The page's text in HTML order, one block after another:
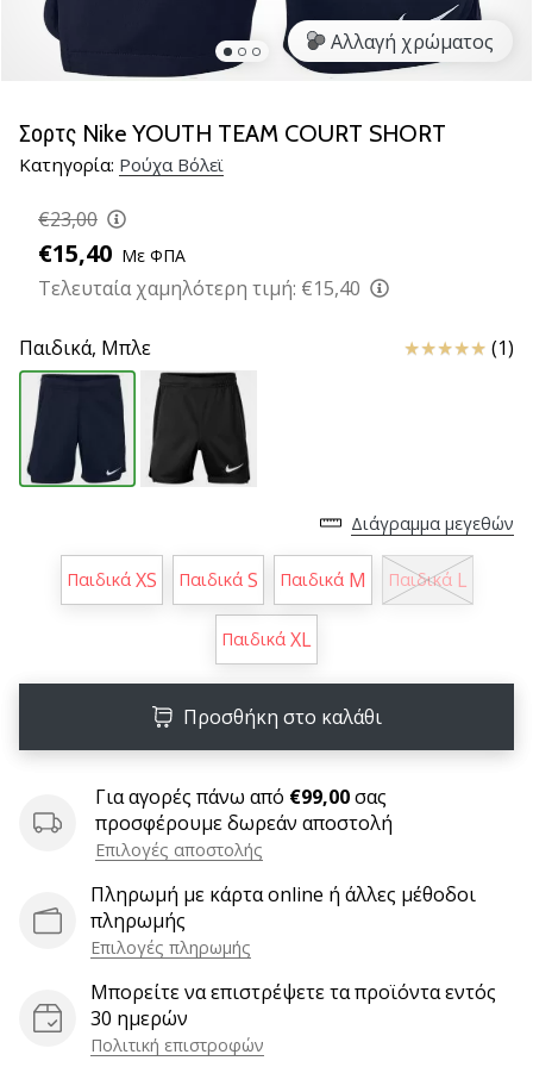
βόλεϊ
Είστε
βόλεϊ
όπως
Ελάτε
μαζί
ως
της
μάρκας
μας.
11. 8. 2022
Weplayvolleyball
Πρόγραμμα
σας
ιστολόγιο,
σελίδα
φόρουμ
συζητήσεων;
Αφήστε
τα
να
Αλλαγή χρώματος
Σορτς Nike YOUTH TEAM COURT SHORT
Κατηγορία: Ρούχα Βόλεϊ
€23,00
€15,40 Με ΦΠΑ
Τελευταία χαμηλότερη τιμή: €15,40
Παιδικά, Μπλε Κριτικές (1)
Διάγραμμα μεγεθών
Παιδικά XS Παιδικά S Παιδικά M Παιδικά L
Παιδικά XL
Προσθήκη στο καλάθι
Για αγορές πάνω από €99,00σας
προσφέρουμε δωρεάν αποστολή
Επιλογές αποστολής
Πληρωμή με κάρτα online ή άλλες μέθοδοι
πληρωμής
Επιλογές πληρωμής
Μπορείτε να επιστρέψετε τα προϊόντα εντός
30 ημερών
Πολιτική επιστροφών